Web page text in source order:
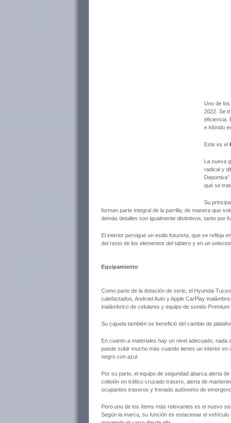
Uno de los
2022. Se
eficiencia.
e híbrido
Este es el
La nueva
radical y
qué se
Su
forman parte integral de la parrilla, de manera que
demás detalles son igualmente distintivos, tanto por
El interior persigue un estilo futurista, que se refleja
del resto de los elementos del tablero y en un
Equipamiento
Como parte de la dotación de serie, el Hyundai
calefactados, Android Auto y Apple CarPlay
inalámbrico de celulares y equipo de sonido
Su cajuela también se benefició del cambio de
En cuanto a materiales hay un nivel adecuado,
puede subir mucho más cuando tienes un interior
negro con azul.
Por su parte, el equipo de seguridad abarca alerta
colisión en tráfico cruzado trasero, alerta de
ocupantes traseros y frenado autónomo de
Pero uno de los ítems más relevantes es el nuevo
Según la marca, su función es estacionar el